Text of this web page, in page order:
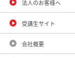
法人のお客様へ
受講生サイト
会社概要